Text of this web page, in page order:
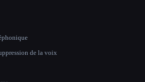
de la voix